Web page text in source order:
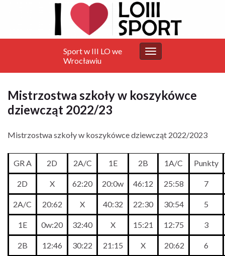
Przełącz
Sport w III LO we
Wrocławiu
Mistrzostwa szkoły w koszykówce
dziewcząt 2022/23
Mistrzostwa szkoły w koszykówce dziewcząt 2022/2023
GR A 2D 2A/C 1E 2B 1A/C Punkty
2D X 62:20 20:0w 46:12 25:58 7
2A/C 20:62 X 40:32 22:30 30:54 5
1E 0w:20 32:40 X 15:21 12:75 3
2B 12:46 30:22 21:15 X 20:62 6